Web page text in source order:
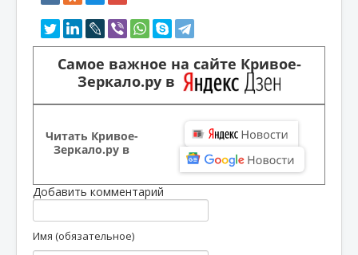
Самое важное на сайте Кривое-
Зеркало.ру в
Читать Кривое-
Зеркало.ру в
Добавить комментарий
Имя (обязательное)